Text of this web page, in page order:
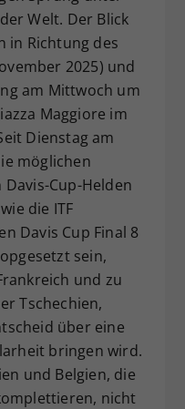
Welt. Der Blick
in Richtung des
2025) und
am Mittwoch um
Maggiore im
Dienstag am
möglichen
Cup-Helden
die ITF
Davis Cup Final 8
sein,
und zu
Tschechien,
über eine
bringen wird.
und Belgien, die
nicht
Ihre Consent-
anderem eine
ID, für die
Ihrer
falls der
dies eingestellt